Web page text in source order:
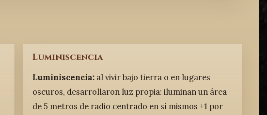
Luminiscencia
Luminiscencia:al vivir bajo tierra o en lugares
oscuros, desarrollaron luz propia: iluminan un área
de 5 metros de radio centrado en sí mismos +1 por